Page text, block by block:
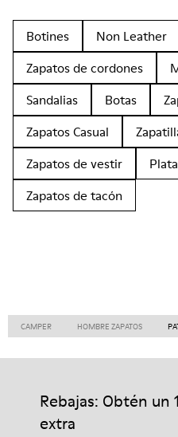
Botines Non Leather
Zapatos de cordones
Sandalias
Botas
Zapatos Casual
Zapatos de vestir
Zapatos de tacón
CAMPER HOMBRE ZAPATOS
Rebajas: Obtén un
extra